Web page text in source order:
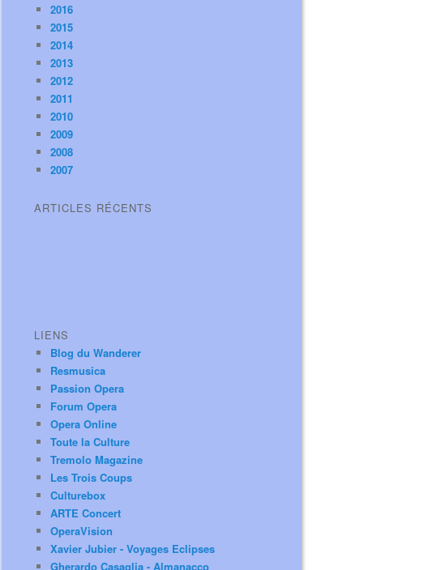
2016
2015
2014
2013
2012
2011
2010
2009
2008
2007
ARTICLES RÉCENTS
LIENS
Blog du Wanderer
Resmusica
Passion Opera
Forum Opera
Opera Online
Toute la Culture
Tremolo Magazine
Les Trois Coups
Culturebox
ARTE Concert
OperaVision
Xavier Jubier - Voyages Eclipses
Gherardo Casaglia - Almanacco